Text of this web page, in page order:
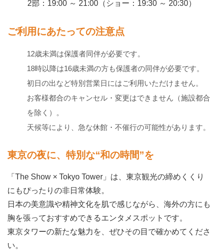
2部：19:00 ～ 21:00（ショー：19:30 ～ 20:30）
ご利用にあたっての注意点
12歳未満は保護者同伴が必要です。
18時以降は16歳未満の方も保護者の同伴が必要です。
初日の出など特別営業日にはご利用いただけません。
お客様都合のキャンセル・変更はできません（施設都合
を除く）。
天候等により、急な休館・不催行の可能性があります。
東京の夜に、特別な“和の時間”を
「The Show × Tokyo Tower」は、東京観光の締めくくり
にもぴったりの非日常体験。
日本の美意識や精神文化を肌で感じながら、海外の方にも
胸を張っておすすめできるエンタメスポットです。
東京タワーの新たな魅力を、ぜひその目で確かめてくださ
い。